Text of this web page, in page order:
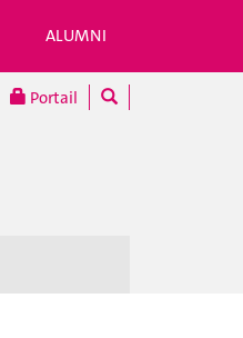
ALUMNI
Portail